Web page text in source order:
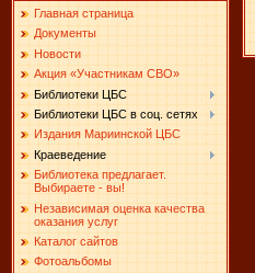
Главная страница
Документы
Новости
Акция «Участникам СВО»
Библиотеки ЦБС
Библиотеки ЦБС в соц. сетях
Издания Мариинской ЦБС
Краеведение
Библиотека предлагает.
Выбираете - вы!
Независимая оценка качества
оказания услуг
Каталог сайтов
Фотоальбомы